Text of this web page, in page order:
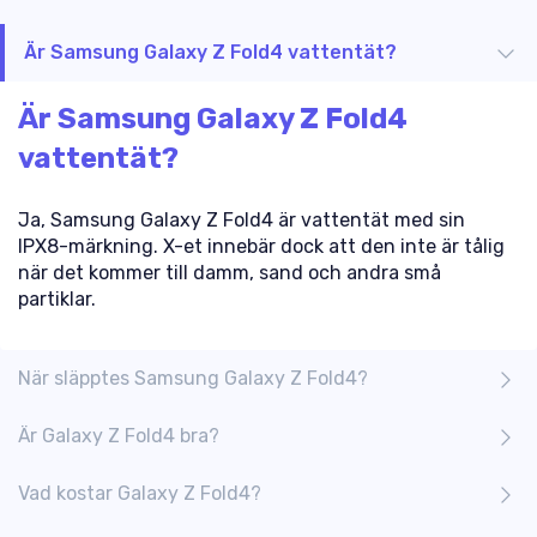
Är Samsung Galaxy Z Fold4 vattentät?
Är Samsung Galaxy Z Fold4
vattentät?
Ja, Samsung Galaxy Z Fold4 är vattentät med sin
IPX8-märkning. X-et innebär dock att den inte är tålig
när det kommer till damm, sand och andra små
partiklar.
När släpptes Samsung Galaxy Z Fold4?
Är Galaxy Z Fold4 bra?
Vad kostar Galaxy Z Fold4?